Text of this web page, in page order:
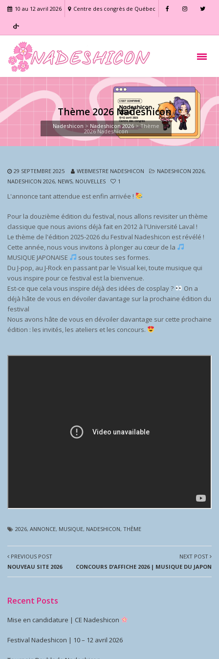
10 au 12 avril 2026 Centre des congrès de Québec
Thème 2026 Nadeshicon
Nadeshicon > Nadeshicon 2026>Thème
2026 Nadeshicon
29 SEPTEMBRE 2025 WEBMESTRE NADESHICON NADESHICON 2026,
NADESHICON 2026, NEWS, NOUVELLES 1
L'annonce tant attendue est enfin arrivée !
Pour la douzième édition du festival, nous allons revisiter un thème
classique que nous avions déjà fait en 2012 à l'Université Laval !
Le thème de l'édition 2025-2026 du Festival Nadeshicon est révélé !
Cette année, nous vous invitons à plonger au cœur de la
MUSIQUE JAPONAISE
sous toutes ses formes.
Du J-pop, au J-Rock en passant par le Visual kei, toute musique qui
vous inspire pour ce festival est la bienvenue.
Est-ce que cela vous inspire déjà des idées de cosplay ?
On a
déjà hâte de vous en dévoiler davantage sur la prochaine édition du
festival
Nous avons hâte de vous en dévoiler davantage sur cette prochaine
édition : les invités, les ateliers et les concours.
2026, ANNONCE, MUSIQUE, NADESHICON, THÈME
PREVIOUS POST
NOUVEAU SITE 2026
NEXT POST
CONCOURS D’AFFICHE 2026 | MUSIQUE DU JAPON
Recent Posts
Mise en candidature | CE Nadeshicon
Festival Nadeshicon | 10 – 12 avril 2026